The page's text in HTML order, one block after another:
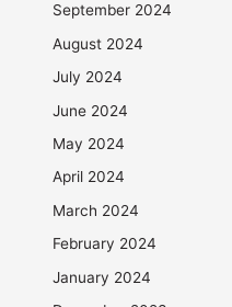
September 2024
August 2024
July 2024
June 2024
May 2024
April 2024
March 2024
February 2024
January 2024